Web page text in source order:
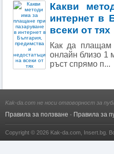
Какви
интернет в
всеки от тях
Как да плащам
онлайн близо 1
ръст спрямо п...
Kak-da.com не носи отговорност за
Правила за ползване · Правила за
Copyright © 2026 Kak-da.com Insert.bg .